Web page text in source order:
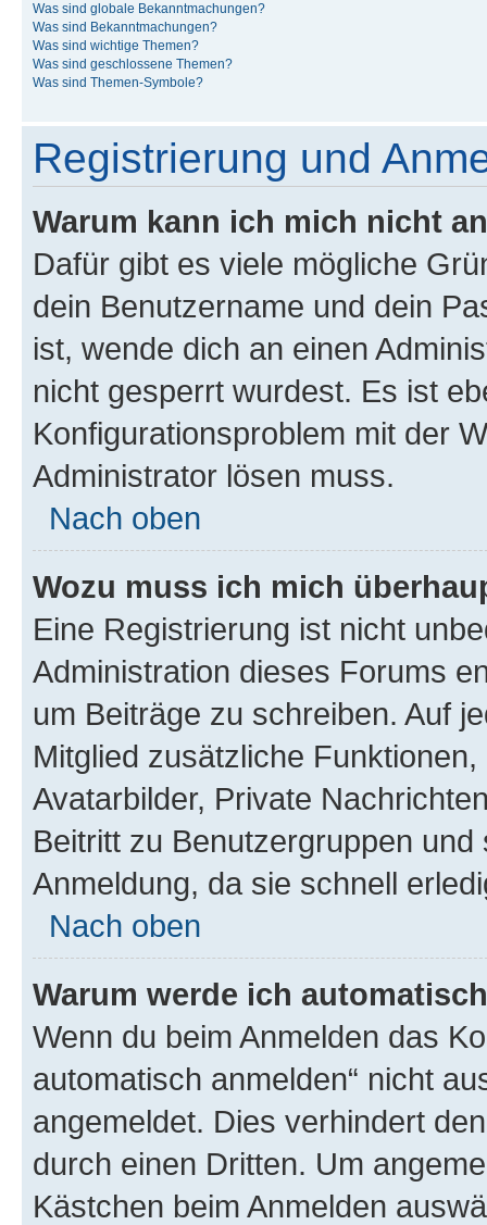
Was sind globale Bekanntmachungen?
Was sind Bekanntmachungen?
Was sind wichtige Themen?
Was sind geschlossene Themen?
Was sind Themen-Symbole?
Registrierung und
Warum kann ich mich nicht
Dafür gibt es viele mögliche
dein Benutzername und dein
ist, wende dich an einen
nicht gesperrt wurdest. Es ist
Konfigurationsproblem mit der
Administrator lösen muss.
Nach oben
Wozu muss ich mich
Eine Registrierung ist nicht
Administration dieses Forums
um Beiträge zu schreiben. Auf
Mitglied zusätzliche
Avatarbilder, Private
Beitritt zu Benutzergruppen
Anmeldung, da sie schnell
Nach oben
Warum werde ich
Wenn du beim Anmelden das
automatisch anmelden“ nicht
angemeldet. Dies verhindert
durch einen Dritten. Um
Kästchen beim Anmelden